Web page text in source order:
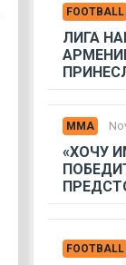
FOOTBALL
ЛИГА
MMA
«ХОЧУ
FOOTBALL